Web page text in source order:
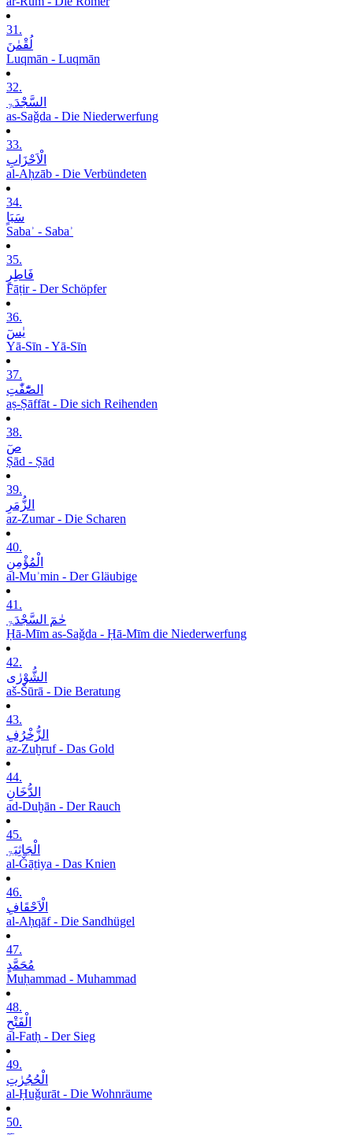
31.
لُقْمٰنَ
Luqmān - Luqmān
32.
السَّجْدَۃِ
as-Saǧda - Die Niederwerfung
33.
الْاَحْزَابِ
al-Aḥzāb - Die Verbündeten
34.
سَبَاٍ
Sabaʾ - Sabaʾ
35.
فَاطِرٍ
Fāṭir - Der Schöpfer
36.
یٰسٓ
Yā-Sīn - Yā-Sīn
37.
الصّٰٓفّٰتِ
aṣ-Ṣāffāt - Die sich Reihenden
38.
صٓ
Ṣād - Ṣād
39.
الزُّمَرِ
az-Zumar - Die Scharen
40.
الْمُؤْمِنِ
al-Muʾmin - Der Gläubige
41.
حٰمٓ السَّجْدَۃِ
Ḥā-Mīm as-Saǧda - Ḥā-Mīm die Niederwerfung
42.
الشُّوْرٰی
aš-Šūrā - Die Beratung
43.
الزُّخْرُفِ
az-Zuḫruf - Das Gold
44.
الدُّخَانِ
ad-Duḫān - Der Rauch
45.
الْجَاثِیَۃِ
al-Ǧāṯiya - Das Knien
46.
الْاَحْقَافِ
al-Aḥqāf - Die Sandhügel
47.
مُحَمَّدٍ
Muḥammad - Muhammad
48.
الْفَتْحِ
al-Fatḥ - Der Sieg
49.
الْحُجُرٰتِ
al-Ḥuǧurāt - Die Wohnräume
50.